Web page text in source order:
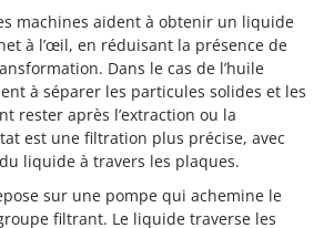
machines aident à obtenir un liquide
à l’œil, en réduisant la présence de
Dans le cas de l’huile
à séparer les particules solides et les
rester après l’extraction ou la
est une filtration plus précise, avec
liquide à travers les plaques.
sur une pompe qui achemine le
filtrant. Le liquide traverse les